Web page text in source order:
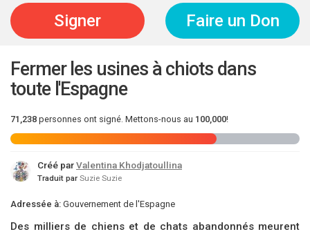
Signer Faire un Don
Fermer les usines à chiots dans
toute l'Espagne
71,238 personnes ont signé. Mettons-nous au 100,000!
Créé parValentina Khodjatoullina
Traduit par Suzie Suzie
Adressée à: Gouvernement de l'Espagne
Des milliers de chiens et de chats abandonnés meurent